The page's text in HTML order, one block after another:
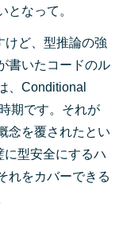
となって。
けど、型推論の強
書いたコードのル
、Conditional
期です。それが
念を覆されたとい
に型安全にするハ
れをカバーできる